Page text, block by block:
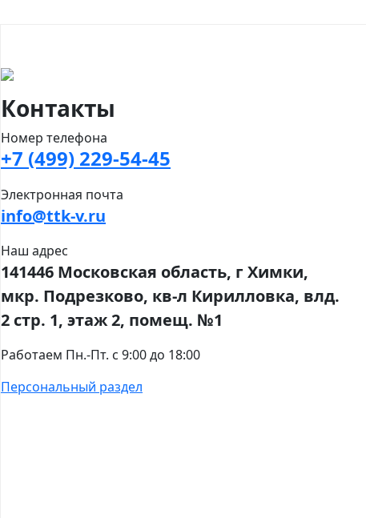
Контакты
Номер телефона
+7 (499) 229-54-45
Электронная почта
info@ttk-v.ru
Наш адрес
141446 Московская область, г Химки,
мкр. Подрезково, кв-л Кирилловка, влд.
2 стр. 1, этаж 2, помещ. №1
Работаем Пн.-Пт. с 9:00 до 18:00
Персональный раздел